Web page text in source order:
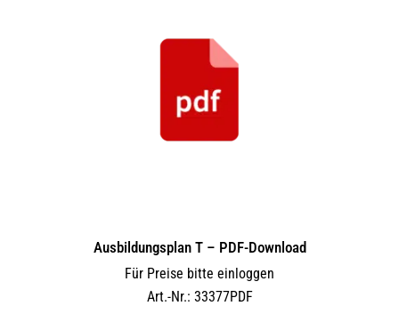
Ausbildungsplan T – PDF-Download
Für Preise bitte einloggen
Art.-Nr.: 33377PDF